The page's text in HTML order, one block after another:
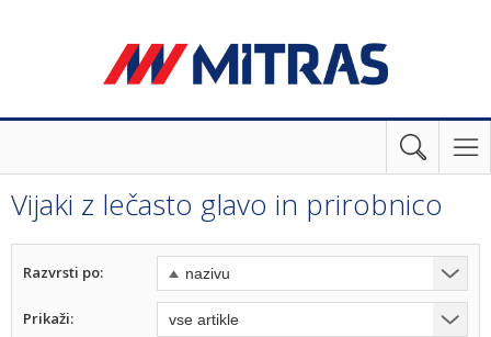
Vijaki z lečasto glavo in prirobnico
Razvrsti po:
Prikaži: